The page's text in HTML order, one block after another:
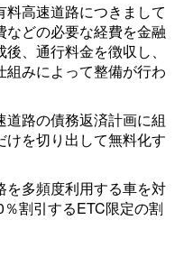
高速道路につきまして
どの必要な経費を金融
、通行料金を徴収し、
みによって整備が行わ
路の債務返済計画に組
を切り出して無料化す
多頻度利用する車を対
割引するETC限定の割